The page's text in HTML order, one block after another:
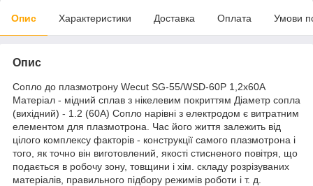
Опис Характеристики Доставка Оплата Умови
Опис
Сопло до плазмотрону Wecut SG-55/WSD-60P 1,2x60A
Матеріал - мідний сплав з нікелевим покриттям Діаметр сопла
(вихідний) - 1.2 (60А) Сопло нарівні з електродом є витратним
елементом для плазмотрона. Час його життя залежить від
цілого комплексу факторів - конструкції самого плазмотрона і
того, як точно він виготовлений, якості стисненого повітря, що
подається в робочу зону, товщини і хім. складу розрізуваних
матеріалів, правильного підбору режимів роботи і т. д.